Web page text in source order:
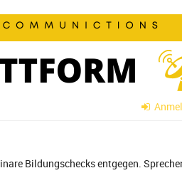
Bildungschecks entgegen.